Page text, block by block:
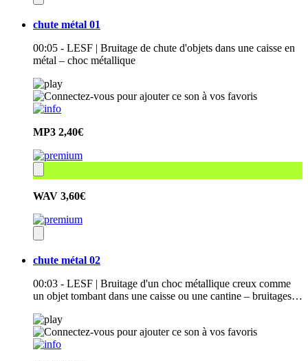
chute métal 01
00:05 - LESF | Bruitage de chute d'objets dans une caisse en
métal – choc métallique
MP3 2,40€
WAV 3,60€
chute métal 02
00:03 - LESF | Bruitage d'un choc métallique creux comme
un objet tombant dans une caisse ou une cantine – bruitages…